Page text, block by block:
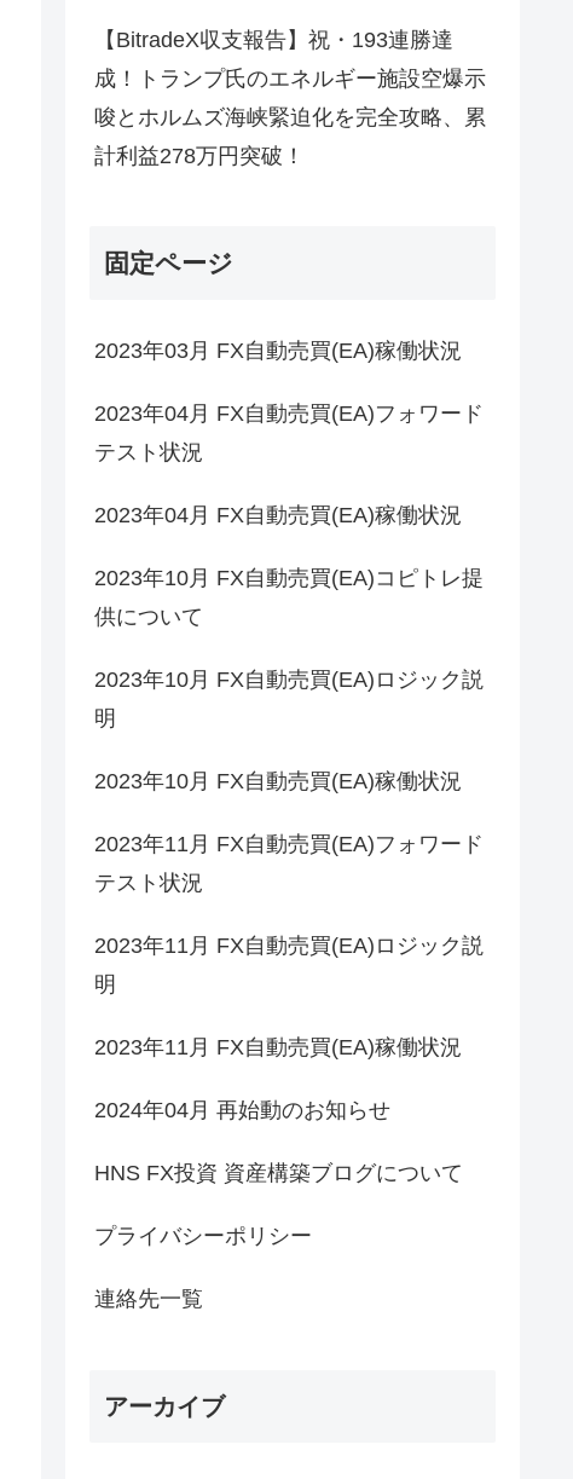
【BitradeX収支報告】祝・193連勝達
成！トランプ氏のエネルギー施設空爆示
唆とホルムズ海峡緊迫化を完全攻略、累
計利益278万円突破！
固定ページ
2023年03月 FX自動売買(EA)稼働状況
2023年04月 FX自動売買(EA)フォワード
テスト状況
2023年04月 FX自動売買(EA)稼働状況
2023年10月 FX自動売買(EA)コピトレ提
供について
2023年10月 FX自動売買(EA)ロジック説
明
2023年10月 FX自動売買(EA)稼働状況
2023年11月 FX自動売買(EA)フォワード
テスト状況
2023年11月 FX自動売買(EA)ロジック説
明
2023年11月 FX自動売買(EA)稼働状況
2024年04月 再始動のお知らせ
HNS FX投資 資産構築ブログについて
プライバシーポリシー
連絡先一覧
アーカイブ